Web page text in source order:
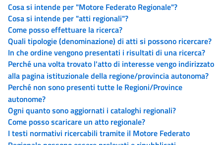
Cosa si intende per "Motore Federato Regionale"?
Cosa si intende per "atti regionali"?
Come posso effettuare la ricerca?
Quali tipologie (denominazione) di atti si possono ricercare?
In che ordine vengono presentati i risultati di una ricerca?
Perché una volta trovato l'atto di interesse vengo indirizzato
alla pagina istituzionale della regione/provincia autonoma?
Perché non sono presenti tutte le Regioni/Province
autonome?
Ogni quanto sono aggiornati i cataloghi regionali?
Come posso scaricare un atto regionale?
I testi normativi ricercabili tramite il Motore Federato